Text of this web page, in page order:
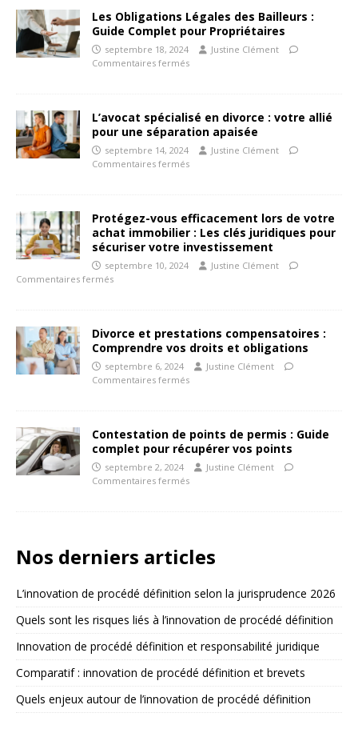
Les Obligations Légales des Bailleurs :
Guide Complet pour Propriétaires
septembre 18, 2024
Justine Clément
Commentaires fermés
L’avocat spécialisé en divorce : votre allié
pour une séparation apaisée
septembre 14, 2024
Justine Clément
Commentaires fermés
Protégez-vous efficacement lors de votre
achat immobilier : Les clés juridiques pour
sécuriser votre investissement
septembre 10, 2024
Justine Clément
Commentaires fermés
Divorce et prestations compensatoires :
Comprendre vos droits et obligations
septembre 6, 2024
Justine Clément
Commentaires fermés
Contestation de points de permis : Guide
complet pour récupérer vos points
septembre 2, 2024
Justine Clément
Commentaires fermés
Nos derniers articles
L’innovation de procédé définition selon la jurisprudence 2026
Quels sont les risques liés à l’innovation de procédé définition
Innovation de procédé définition et responsabilité juridique
Comparatif : innovation de procédé définition et brevets
Quels enjeux autour de l’innovation de procédé définition